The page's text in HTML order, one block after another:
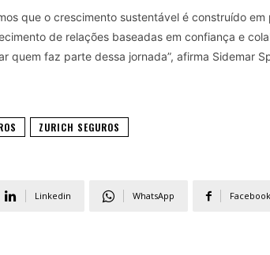
que o crescimento sustentável é construído
de relações baseadas em confiança e
quem faz parte dessa jornada”, afirma Sidemar
ZURICH SEGUROS
Linkedin WhatsApp Facebook